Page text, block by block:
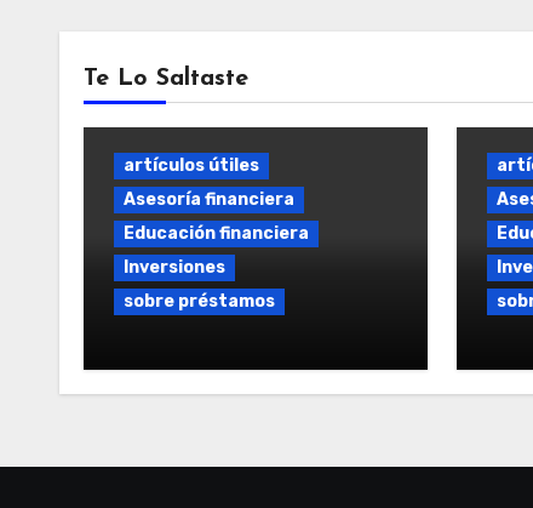
Te Lo Saltaste
artículos útiles
Asesoría financiera
Educación financiera
Inversiones
sobre préstamos
Medida: Soluciones